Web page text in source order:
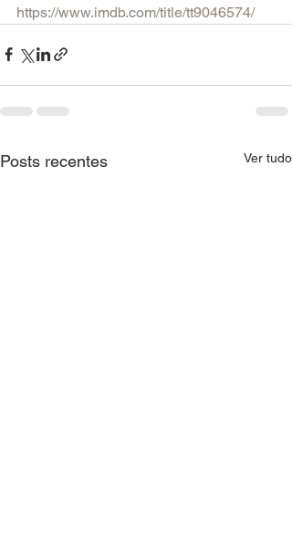
https://www.imdb.com/title/tt9046574/
Posts recentes Ver tudo